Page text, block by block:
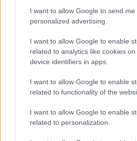
I want to allow Google to send me
personalized advertising.
I want to allow Google to enable
related to analytics like cookies
device identifiers in apps.
I want to allow Google to enable
related to functionality of the
I want to allow Google to enable
related to personalization.
αναβάθμιση - Γιατί ακυρώθηκε ο
διαγωνισμός